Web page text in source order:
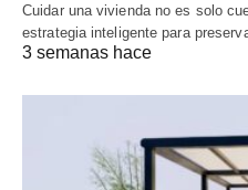
Cuidar una vivienda no es solo
estrategia inteligente para
3 semanas hace